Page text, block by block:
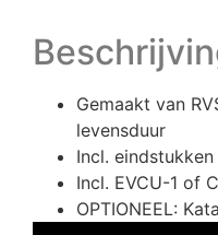
Gemaakt van
levensduur
Incl. eindstukken
Incl. EVCU-1 of
OPTIONEEL: